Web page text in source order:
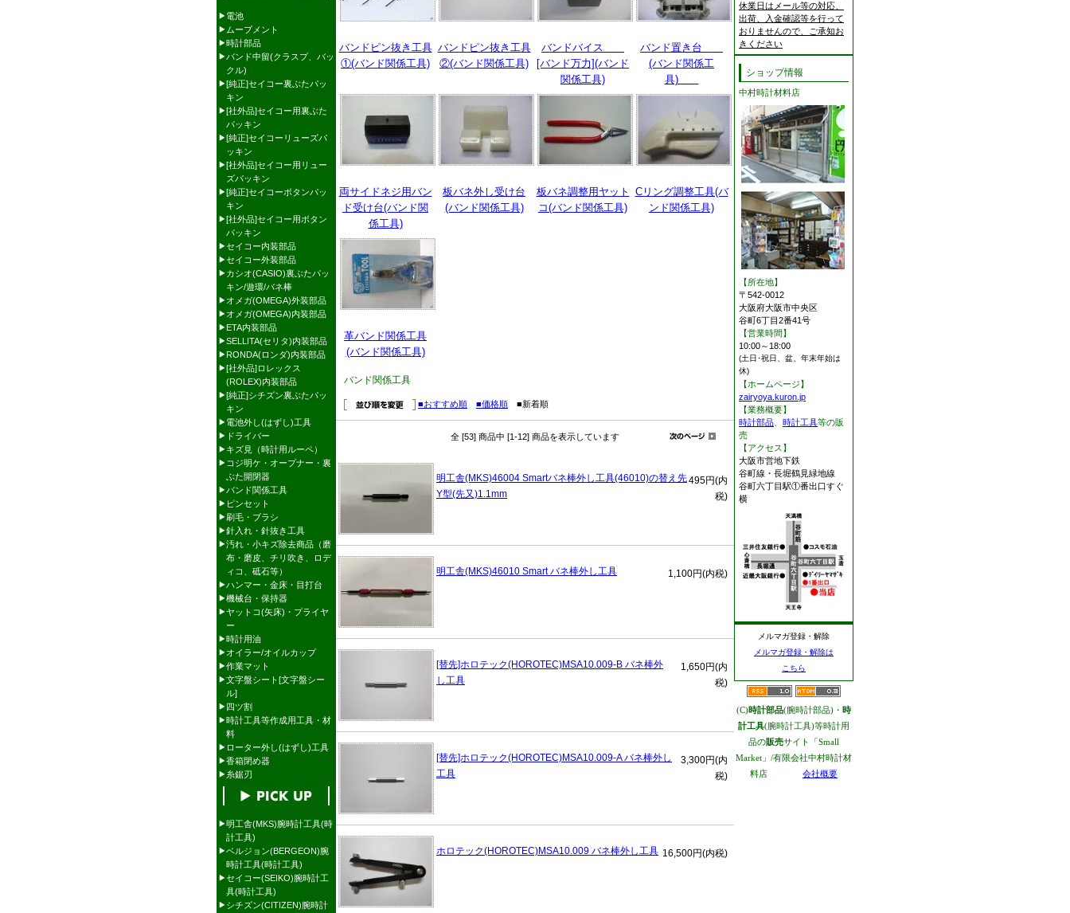
バンドピン抜き工具
①(バンド関係工具)
バンドピン抜き工具
②(バンド関係工具)
バンドバイス
[バンド万力](バンド
関係工具)
バンド置き台
(バンド関係工
具)
両サイドネジ用バン
ド受け台(バンド関
係工具)
板バネ外し受け台
(バンド関係工具)
板バネ調整用ヤット
コ(バンド関係工具)
Cリング調整工具(バ
ンド関係工具)
革バンド関係工具
(バンド関係工具)
バンド関係工具
■おすすめ順 ■価格順 ■新着順
全 [53] 商品中 [1-12] 商品を表示しています
明工舎(MKS)46004 Smartバネ棒外し工具(46010)の替え先
Y型(先又)1.1mm
495円(内
税)
明工舎(MKS)46010 Smart バネ棒外し工具 1,100円(内税)
[替先]ホロテック(HOROTEC)MSA10.009-B バネ棒外
し工具
1,650円(内
税)
[替先]ホロテック(HOROTEC)MSA10.009-A バネ棒外し
工具
3,300円(内
税)
ホロテック(HOROTEC)MSA10.009 バネ棒外し工具 16,500円(内税)
電池
ムーブメント
時計部品
バンド中留(クラスプ、バッ
クル)
[純正]セイコー裏ぶたパッ
キン
[社外品]セイコー用裏ぶた
パッキン
[純正]セイコーリューズパ
ッキン
[社外品]セイコー用リュー
ズパッキン
[純正]セイコーボタンパッ
キン
[社外品]セイコー用ボタン
パッキン
セイコー内装部品
セイコー外装部品
カシオ(CASIO)裏ぶたパッ
キン/遊環/バネ棒
オメガ(OMEGA)外装部品
オメガ(OMEGA)内装部品
ETA内装部品
SELLITA(セリタ)内装部品
RONDA(ロンダ)内装部品
[社外品]ロレックス
(ROLEX)内装部品
[純正]シチズン裏ぶたパッ
キン
電池外し(はずし)工具
ドライバー
キズ見（時計用ルーペ）
コジ明ケ・オープナー・裏
ぶた開閉器
バンド関係工具
ピンセット
刷毛・ブラシ
針入れ・針抜き工具
汚れ・小キズ除去商品（磨
布・磨皮、チリ吹き、ロデ
ィコ、砥石等）
ハンマー・金床・目打台
機械台・保持器
ヤットコ(矢床)・プライヤ
ー
時計用油
オイラー/オイルカップ
作業マット
文字盤シート[文字盤シー
ル]
四ツ割
時計工具等作成用工具・材
料
ローター外し(はずし)工具
香箱閉め器
糸鋸刃
明工舎(MKS)腕時計工具(時
計工具)
ベルジョン(BERGEON)腕
時計工具(時計工具)
セイコー(SEIKO)腕時計工
具(時計工具)
シチズン(CITIZEN)腕時計
休業日はメール等の対応、
出荷、入金確認等を行って
おりませんので、ご承知お
きください
ショップ情報
中村時計材料店
【所在地】
〒542-0012
大阪府大阪市中央区
谷町6丁目2番41号
【営業時間】
10:00～18:00
(土日･祝日、盆、年末年始は
休)
【ホームページ】
zairyoya.kuron.jp
【業務概要】
時計部品
時計工具等の販
売
【アクセス】
大阪市営地下鉄
谷町線・長堀鶴見緑地線
谷町六丁目駅①番出口すぐ
横
メルマガ登録・解除
メルマガ登録・解除は
こちら
(C)時計部品(腕時計部品)・ 時
計工具(腕時計工具)等時計用
品の販売サイト「Small
Market」/有限会社中村時計材
料店 会社概要